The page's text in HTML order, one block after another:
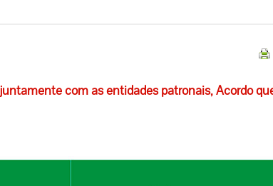
com as entidades patronais, Acordo